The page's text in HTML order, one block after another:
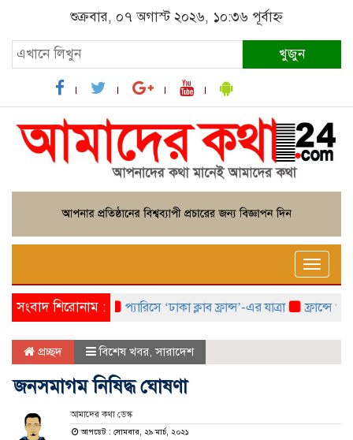
শুক্রবার, ০৭ অগাস্ট ২০২৬, ১০:৩৬ পূর্বাহ্ন
খুজুন
Toggle
সংবাদ শিরোনাম :প্যারিসে ‘ঢাকা ক্লাব ফ্রান্স’-এর যাত্রা ফ্রান্সে
প্রচ্ছদ বিশেষ খবর,সারাদেশ
জনসমাগম নিষিদ্ধ ঘোষণা
আমাদের কথা ডেস্ক
আপডেট : সোমবার, ২৯ মার্চ, ২০২১